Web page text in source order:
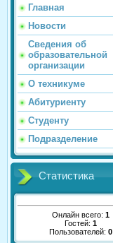
Главная
Новости
Сведения об
образовательной
организации
О техникуме
Абитуриенту
Студенту
Подразделение
Статистика
Онлайн всего: 1
Гостей: 1
Пользователей: 0